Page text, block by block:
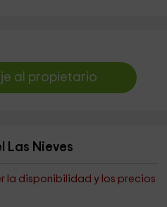
al propietario
Las Nieves
la disponibilidad y los precios